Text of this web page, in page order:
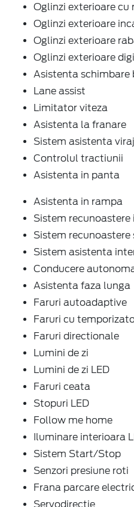
Oglinzi exterioare cu
Oglinzi exterioare
Oglinzi exterioare
Oglinzi exterioare
Asistenta schimbare
Lane assist
Limitator viteza
Asistenta la franare
Sistem asistenta viraj
Controlul tractiunii
Asistenta in panta
Asistenta in rampa
Sistem
Sistem recunoastere
Sistem asistenta
Conducere
Asistenta faza lunga
Faruri autoadaptive
Faruri cu
Faruri directionale
Lumini de zi
Lumini de zi LED
Faruri ceata
Stopuri LED
Follow me home
Iluminare interioara
Sistem Start/Stop
Senzori presiune roti
Frana parcare
Servodirectie